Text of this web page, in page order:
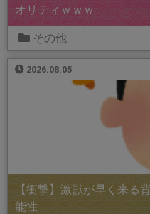
オリティｗｗｗ
その他
2026.08.05
【衝撃】激獣が早く来る
能性